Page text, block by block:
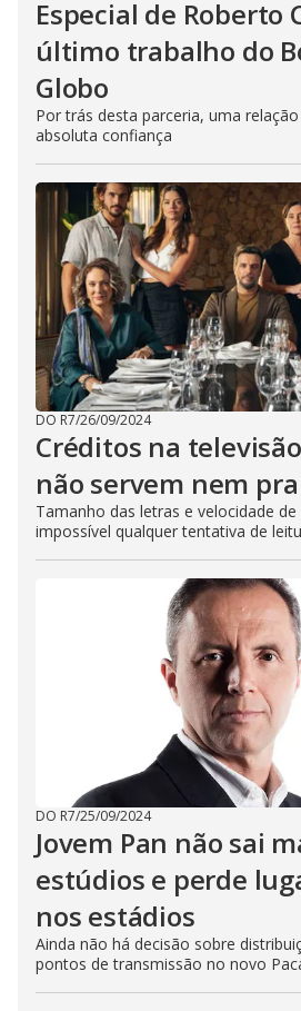
Especial de Roberto
último trabalho do
Globo
Por trás desta parceria, uma
absoluta confiança
DO R7/26/09/2024
Créditos na
não servem nem
Tamanho das letras e velocidade
impossível qualquer tentativa de
DO R7/25/09/2024
Jovem Pan não sai
estúdios e perde
nos estádios
Ainda não há decisão sobre
pontos de transmissão no novo